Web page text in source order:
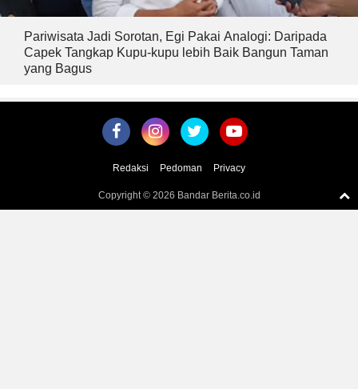
Pariwisata Jadi Sorotan, Egi Pakai Analogi: Daripada
Capek Tangkap Kupu-kupu lebih Baik Bangun Taman
yang Bagus
Redaksi Pedoman Privacy
Copyright © 2026 Bandar Berita.co.id